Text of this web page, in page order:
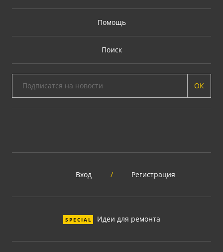
Помощь
Поиск
ОК
Вход / Регистрация
SPECIAL Идеи для ремонта